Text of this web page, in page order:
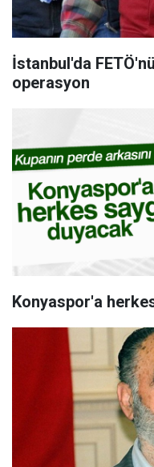
İstanbul'da
operasyon